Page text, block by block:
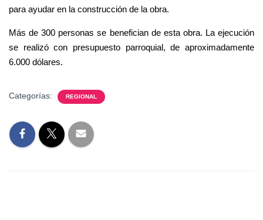
para ayudar en la construcción de la obra.
Más de 300 personas se benefician de esta obra. La ejecución
se realizó con presupuesto parroquial, de aproximadamente
6.000 dólares.
Categorías: REGIONAL